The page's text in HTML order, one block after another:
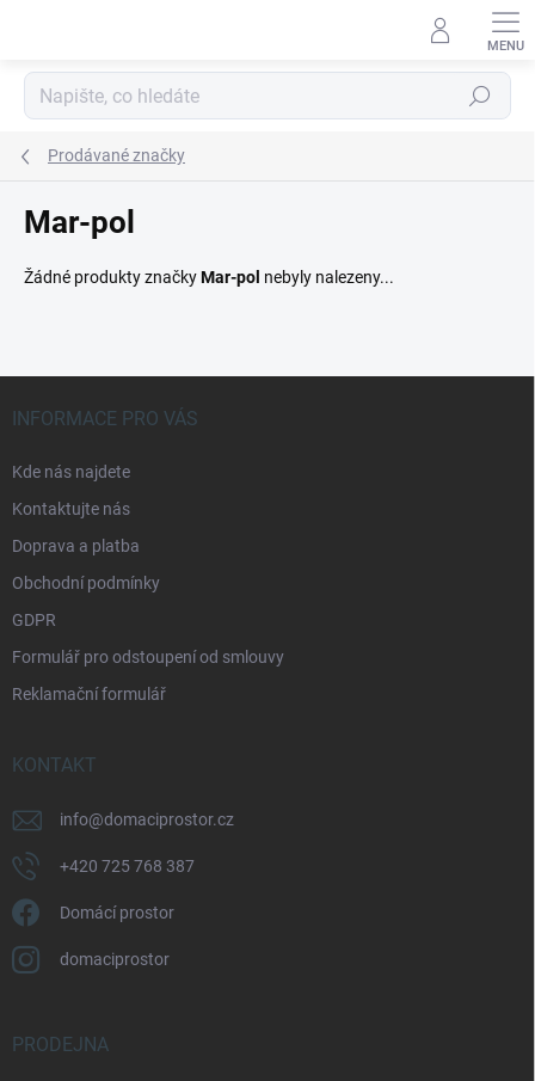
Hledat
Prodávané značky
Mar-pol
Žádné produkty značkyMar-pol nebyly nalezeny...
INFORMACE PRO VÁS
Kde nás najdete
Kontaktujte nás
Doprava a platba
Obchodní podmínky
GDPR
Formulář pro odstoupení od smlouvy
Reklamační formulář
KONTAKT
info@domaciprostor.cz
+420 725 768 387
Domácí prostor
domaciprostor
PRODEJNA